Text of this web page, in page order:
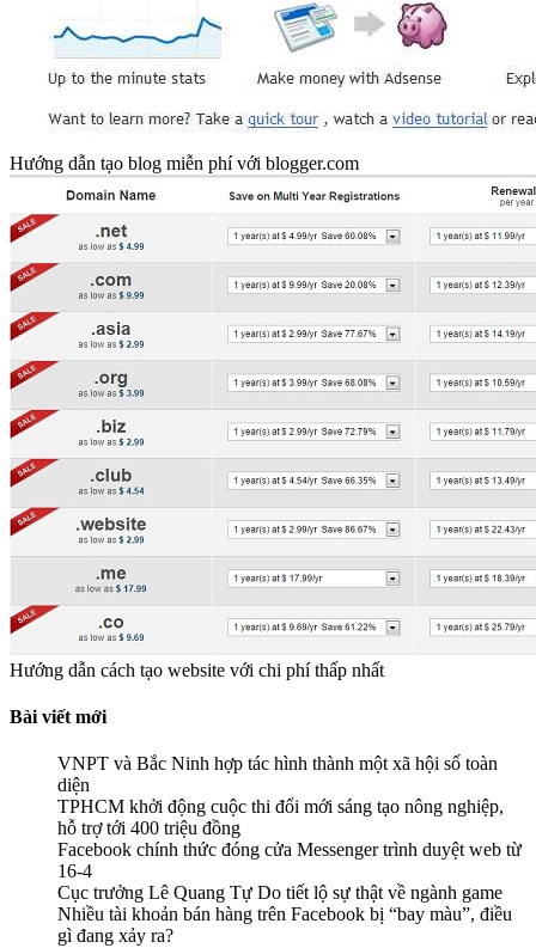
Hướng dẫn tạo blog miễn phí với blogger.com
Hướng dẫn cách tạo website với chi phí thấp nhất
Bài viết mới
VNPT và Bắc Ninh hợp tác hình thành một xã hội số toàn
diện
TPHCM khởi động cuộc thi đổi mới sáng tạo nông nghiệp,
hỗ trợ tới 400 triệu đồng
Facebook chính thức đóng cửa Messenger trình duyệt web từ
16-4
Cục trưởng Lê Quang Tự Do tiết lộ sự thật về ngành game
Nhiều tài khoản bán hàng trên Facebook bị “bay màu”, điều
gì đang xảy ra?